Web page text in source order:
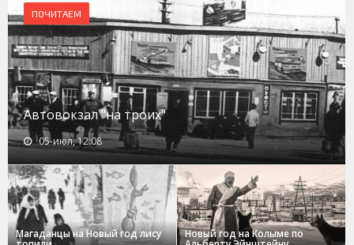
ПОЧИТАЕМ
Автовокзал "на троих"
05-июл, 12:08
Магаданцы на Новый год лису Новый год на Колыме по